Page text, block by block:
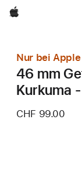
Apple
Nur bei Apple
46 mm
Kurkuma
CHF 99.00